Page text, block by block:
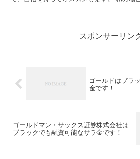
スポンサーリン
ゴールドはブラ
金です！
ゴールドマン・サックス証券株式会社は
ブラックでも融資可能なサラ金です！